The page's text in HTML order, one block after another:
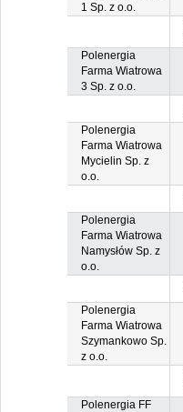
1 Sp. z o.o.
Polenergia
Farma Wiatrowa
3 Sp. z o.o.
Polenergia
Farma Wiatrowa
Mycielin Sp. z
o.o.
Polenergia
Farma Wiatrowa
Namysłów Sp. z
o.o.
Polenergia
Farma Wiatrowa
Szymankowo Sp.
z o.o.
Polenergia FF